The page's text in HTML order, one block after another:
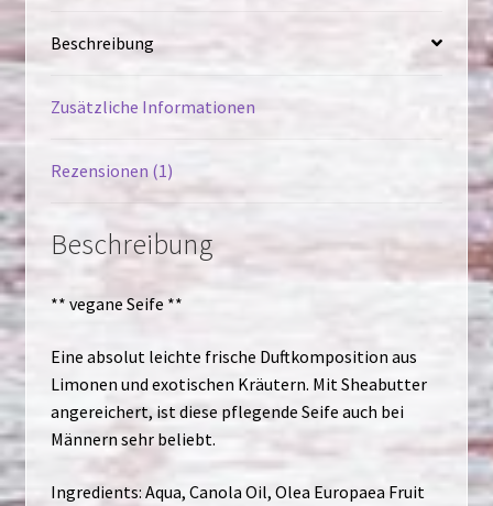
Beschreibung
Zusätzliche Informationen
Rezensionen (1)
Beschreibung
** vegane Seife **
Eine absolut leichte frische Duftkomposition aus
Limonen und exotischen Kräutern. Mit Sheabutter
angereichert, ist diese pflegende Seife auch bei
Männern sehr beliebt.
Ingredients: Aqua, Canola Oil, Olea Europaea Fruit